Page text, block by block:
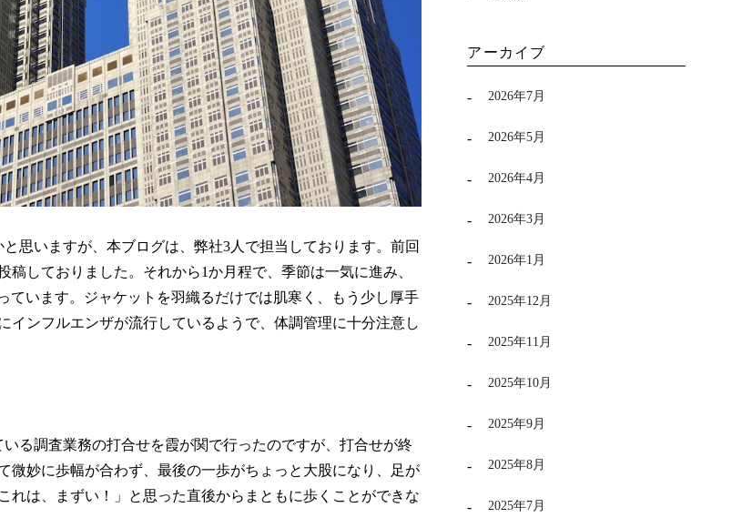
思いますが、本ブログは、弊社3人で担当しております。前回
稿しておりました。それから1か月程で、季節は一気に進み、
います。ジャケットを羽織るだけでは肌寒く、もう少し厚手
ンフルエンザが流行しているようで、体調管理に十分注意し
る調査業務の打合せを霞が関で行ったのですが、打合せが終
妙に歩幅が合わず、最後の一歩がちょっと大股になり、足が
は、まずい！」と思った直後からまともに歩くことができな
アーカイブ
2026年7月
2026年5月
2026年4月
2026年3月
2026年1月
2025年12月
2025年11月
2025年10月
2025年9月
2025年8月
2025年7月